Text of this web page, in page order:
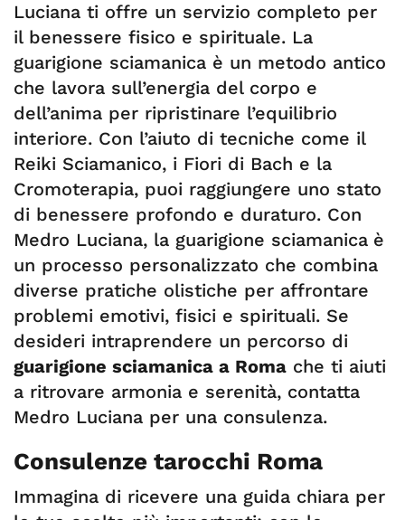
Luciana ti offre un servizio completo per
il benessere fisico e spirituale. La
guarigione sciamanica è un metodo antico
che lavora sull’energia del corpo e
dell’anima per ripristinare l’equilibrio
interiore. Con l’aiuto di tecniche come il
Reiki Sciamanico, i Fiori di Bach e la
Cromoterapia, puoi raggiungere uno stato
di benessere profondo e duraturo. Con
Medro Luciana, la guarigione sciamanica è
un processo personalizzato che combina
diverse pratiche olistiche per affrontare
problemi emotivi, fisici e spirituali. Se
desideri intraprendere un percorso di
guarigione sciamanica a Roma che ti aiuti
a ritrovare armonia e serenità, contatta
Medro Luciana per una consulenza.
Consulenze tarocchi Roma
Immagina di ricevere una guida chiara per